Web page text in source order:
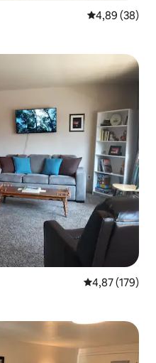
4,89 (38)
4,87 (179)